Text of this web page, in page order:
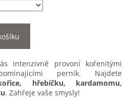
intenzivně provoní kořenitými
perník. Najdete
hřebíčku, kardamomu,
. Zahřeje vaše smysly!